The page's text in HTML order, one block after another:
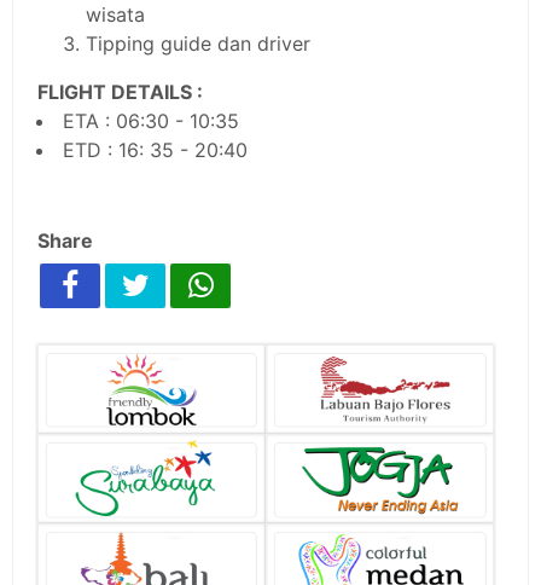
wisata
Tipping guide dan driver
FLIGHT DETAILS :
ETA : 06:30 - 10:35
ETD : 16: 35 - 20:40
Share